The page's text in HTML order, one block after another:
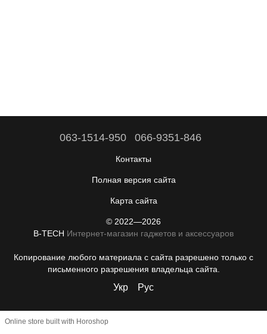
063-1514-950 066-9351-846
Контакты
Полная версия сайта
Карта сайта
© 2022—2026
B-TECH Интернет-магазин гаджетов и аксессуаров
Копирование любого материала с сайта разрешено только с
письменного разрешения владельца сайта.
Укр Рус
Online store built with Horoshop